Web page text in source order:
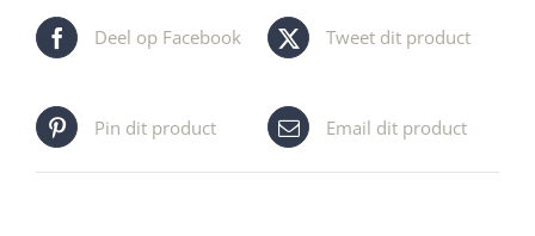
Deel op Facebook Tweet dit product
Pin dit product Email dit product